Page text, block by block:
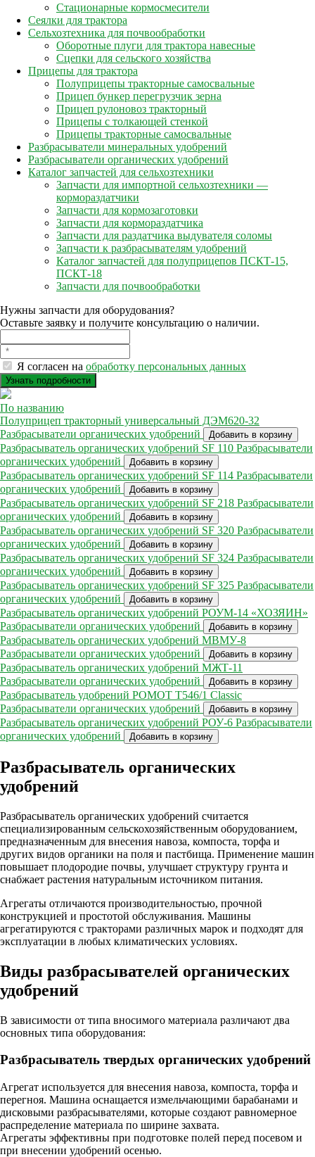
Стационарные кормосмесители
Сеялки для трактора
Сельхозтехника для почвообработки
Оборотные плуги для трактора навесные
Сцепки для сельского хозяйства
Прицепы для трактора
Полуприцепы тракторные самосвальные
Прицеп бункер перегрузчик зерна
Прицеп рулоновоз тракторный
Прицепы с толкающей стенкой
Прицепы тракторные самосвальные
Разбрасыватели минеральных удобрений
Разбрасыватели органических удобрений
Каталог запчастей для сельхозтехники
Запчасти для импортной сельхозтехники —
кормораздатчики
Запчасти для кормозаготовки
Запчасти для кормораздатчика
Запчасти для раздатчика выдувателя соломы
Запчасти к разбрасывателям удобрений
Каталог запчастей для полуприцепов ПСКТ-15,
ПСКТ-18
Запчасти для почвообработки
Нужны запчасти для оборудования?
Оставьте заявку и получите консультацию о наличии.
Я согласен на обработку персональных данных
По названию
Полуприцеп тракторный универсальный ДЭМ620-32
Разбрасыватели органических удобрений
Добавить в корзину
Разбрасыватель органических удобрений SF 110 Разбрасыватели
органических удобрений
Добавить в корзину
Разбрасыватель органических удобрений SF 114 Разбрасыватели
органических удобрений
Добавить в корзину
Разбрасыватель органических удобрений SF 218 Разбрасыватели
органических удобрений
Добавить в корзину
Разбрасыватель органических удобрений SF 320 Разбрасыватели
органических удобрений
Добавить в корзину
Разбрасыватель органических удобрений SF 324 Разбрасыватели
органических удобрений
Добавить в корзину
Разбрасыватель органических удобрений SF 325 Разбрасыватели
органических удобрений
Добавить в корзину
Разбрасыватель органических удобрений РОУМ-14 «ХОЗЯИН»
Разбрасыватели органических удобрений
Добавить в корзину
Разбрасыватель органических удобрений МВМУ-8
Разбрасыватели органических удобрений
Добавить в корзину
Разбрасыватель органических удобрений МЖТ-11
Разбрасыватели органических удобрений
Добавить в корзину
Разбрасыватель удобрений POMOT Т546/1 Classic
Разбрасыватели органических удобрений
Добавить в корзину
Разбрасыватель органических удобрений РОУ-6 Разбрасыватели
органических удобрений
Добавить в корзину
Разбрасыватель органических
удобрений
Разбрасыватель органических удобрений считается
специализированным сельскохозяйственным оборудованием,
предназначенным для внесения навоза, компоста, торфа и
других видов органики на поля и пастбища. Применение машин
повышает плодородие почвы, улучшает структуру грунта и
снабжает растения натуральным источником питания.
Агрегаты отличаются производительностью, прочной
конструкцией и простотой обслуживания. Машины
агрегатируются с тракторами различных марок и подходят для
эксплуатации в любых климатических условиях.
Виды разбрасывателей органических
удобрений
В зависимости от типа вносимого материала различают два
основных типа оборудования:
Разбрасыватель твердых органических удобрений
Агрегат используется для внесения навоза, компоста, торфа и
перегноя. Машина оснащается измельчающими барабанами и
дисковыми разбрасывателями, которые создают равномерное
распределение материала по ширине захвата.
Агрегаты эффективны при подготовке полей перед посевом и
при внесении удобрений осенью.